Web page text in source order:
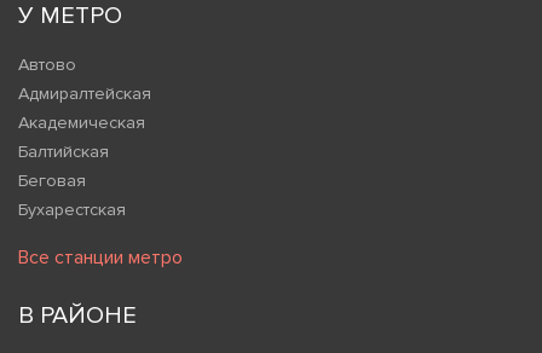
У МЕТРО
Автово
Адмиралтейская
Академическая
Балтийская
Беговая
Бухарестская
Все станции метро
В РАЙОНЕ